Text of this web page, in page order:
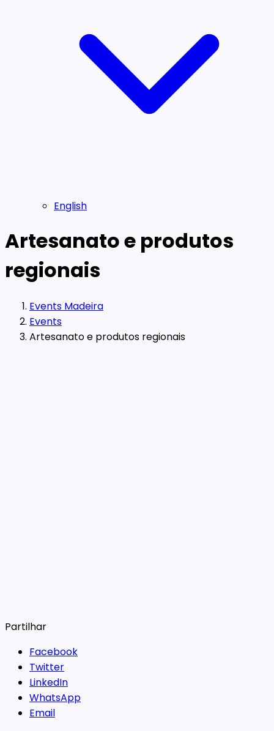
English
Artesanato e produtos
regionais
Events Madeira
Events
Artesanato e produtos regionais
Partilhar
Facebook
Twitter
LinkedIn
WhatsApp
Email